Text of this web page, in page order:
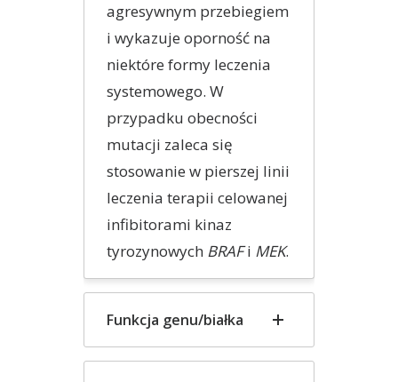
agresywnym przebiegiem
i wykazuje oporność na
niektóre formy leczenia
systemowego. W
przypadku obecności
mutacji zaleca się
stosowanie w pierszej linii
leczenia terapii celowanej
infibitorami kinaz
tyrozynowych BRAFi MEK.
Funkcja genu/białka